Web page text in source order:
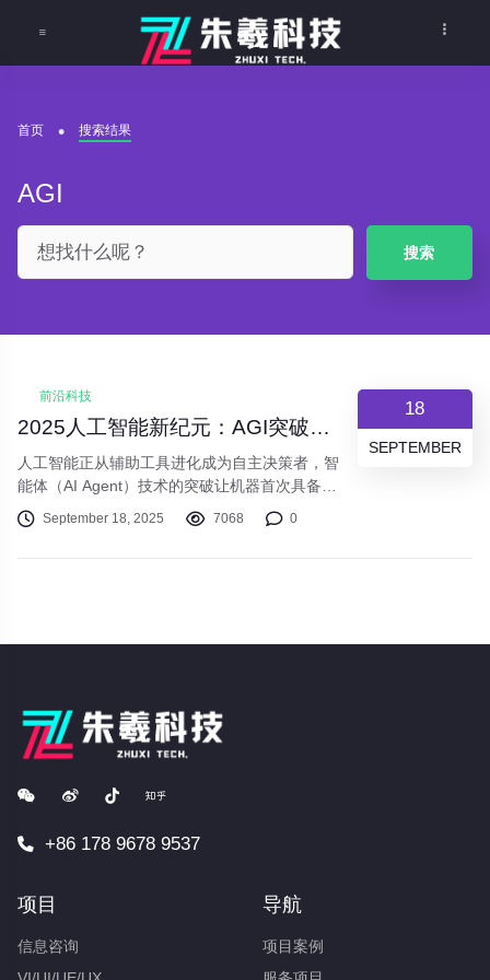
首页 搜索结果
AGI
搜索
18
SEPTEMBER
前沿科技
2025人工智能新纪元：AGI突破与智能体革命重塑未来
人工智能正从辅助工具进化成为自主决策者，智
能体（AI Agent）技术的突破让机器首次具备了
真正意义上的“自主意识”。2025年被业界广泛称
为“智能体元年”。AI Agent通过自主任务规划、
智能体正在以前所未有的方式重塑我们的世界
September 18, 2025 7068 0
+86 178 9678 9537
项目
信息咨询
导航
项目案例